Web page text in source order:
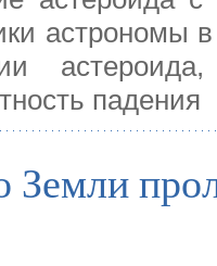
астрономы
падения